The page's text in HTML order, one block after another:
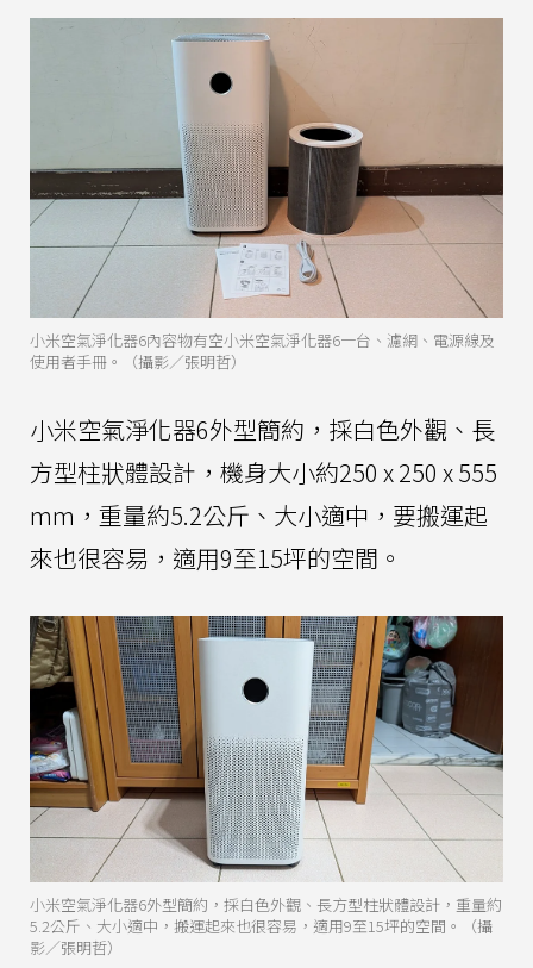
小米空氣淨化器6內容物有空小米空氣淨化器6一台、濾網、電源線及
使用者手冊。（攝影／張明哲）
小米空氣淨化器6外型簡約，採白色外觀、長
方型柱狀體設計，機身大小約250 x 250 x 555
mm，重量約5.2公斤、大小適中，要搬運起
來也很容易，適用9至15坪的空間。
小米空氣淨化器6外型簡約，採白色外觀、長方型柱狀體設計，重量約
5.2公斤、大小適中，搬運起來也很容易，適用9至15坪的空間。（攝
影／張明哲）